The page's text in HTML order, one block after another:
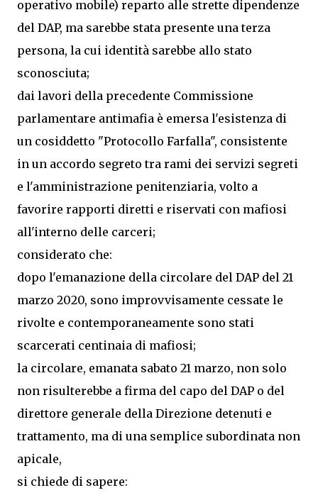
operativo mobile) reparto alle strette dipendenze
del DAP, ma sarebbe stata presente una terza
persona, la cui identità sarebbe allo stato
sconosciuta;
dai lavori della precedente Commissione
parlamentare antimafia è emersa l'esistenza di
un cosiddetto "Protocollo Farfalla", consistente
in un accordo segreto tra rami dei servizi segreti
e l'amministrazione penitenziaria, volto a
favorire rapporti diretti e riservati con mafiosi
all'interno delle carceri;
considerato che:
dopo l'emanazione della circolare del DAP del 21
marzo 2020, sono improvvisamente cessate le
rivolte e contemporaneamente sono stati
scarcerati centinaia di mafiosi;
la circolare, emanata sabato 21 marzo, non solo
non risulterebbe a firma del capo del DAP o del
direttore generale della Direzione detenuti e
trattamento, ma di una semplice subordinata non
apicale,
si chiede di sapere: